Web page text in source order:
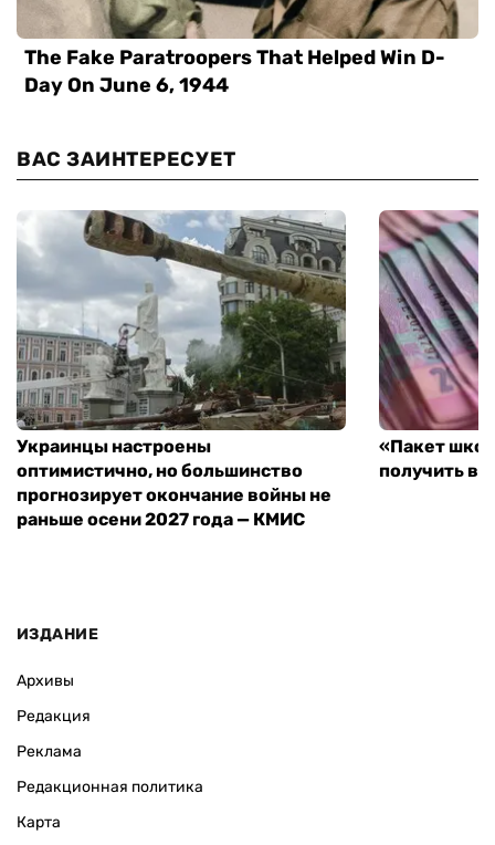
ВАС ЗАИНТЕРЕСУЕТ
Украинцы настроены
оптимистично, но большинство
прогнозирует окончание войны не
раньше осени 2027 года — КМИС
«Пакет
получить
ИЗДАНИЕ
Архивы
Редакция
Реклама
Редакционная политика
Карта